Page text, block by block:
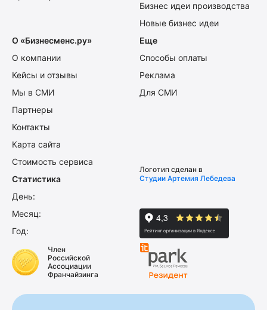
Бизнес идеи производства
Новые бизнес идеи
О «Бизнесменс.ру»
О компании
Кейсы и отзывы
Мы в СМИ
Партнеры
Контакты
Карта сайта
Стоимость сервиса
Еще
Способы оплаты
Реклама
Для СМИ
Статистика
День:
Месяц:
Год:
Логотип сделан в
Студии Артемия Лебедева
Член
Российской
Ассоциации
Франчайзинга